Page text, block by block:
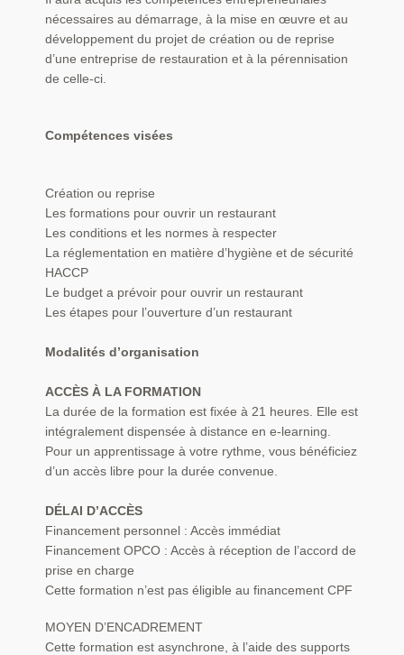
nécessaires au démarrage, à la mise en œuvre et au
développement du projet de création ou de reprise
d’une entreprise de restauration et à la pérennisation
de celle-ci.
Compétences visées
Création ou reprise
Les formations pour ouvrir un restaurant
Les conditions et les normes à respecter
La réglementation en matière d’hygiène et de sécurité
HACCP
Le budget a prévoir pour ouvrir un restaurant
Les étapes pour l’ouverture d’un restaurant
Modalités d’organisation
ACCÈS À LA FORMATION
La durée de la formation est fixée à 21 heures. Elle est
intégralement dispensée à distance en e-learning.
Pour un apprentissage à votre rythme, vous bénéficiez
d’un accès libre pour la durée convenue.
DÉLAI D’ACCÈS
Financement personnel : Accès immédiat
Financement OPCO : Accès à réception de l’accord de
prise en charge
Cette formation n’est pas éligible au financement CPF
MOYEN D’ENCADREMENT
Cette formation est asynchrone, à l’aide des supports